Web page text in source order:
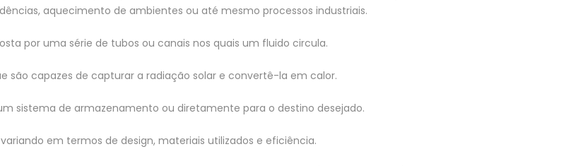
aquecimento de ambientes ou até mesmo processos industriais.
por uma série de tubos ou canais nos quais um fluido circula.
são capazes de capturar a radiação solar e convertê-la em calor.
sistema de armazenamento ou diretamente para o destino desejado.
em termos de design, materiais utilizados e eficiência.